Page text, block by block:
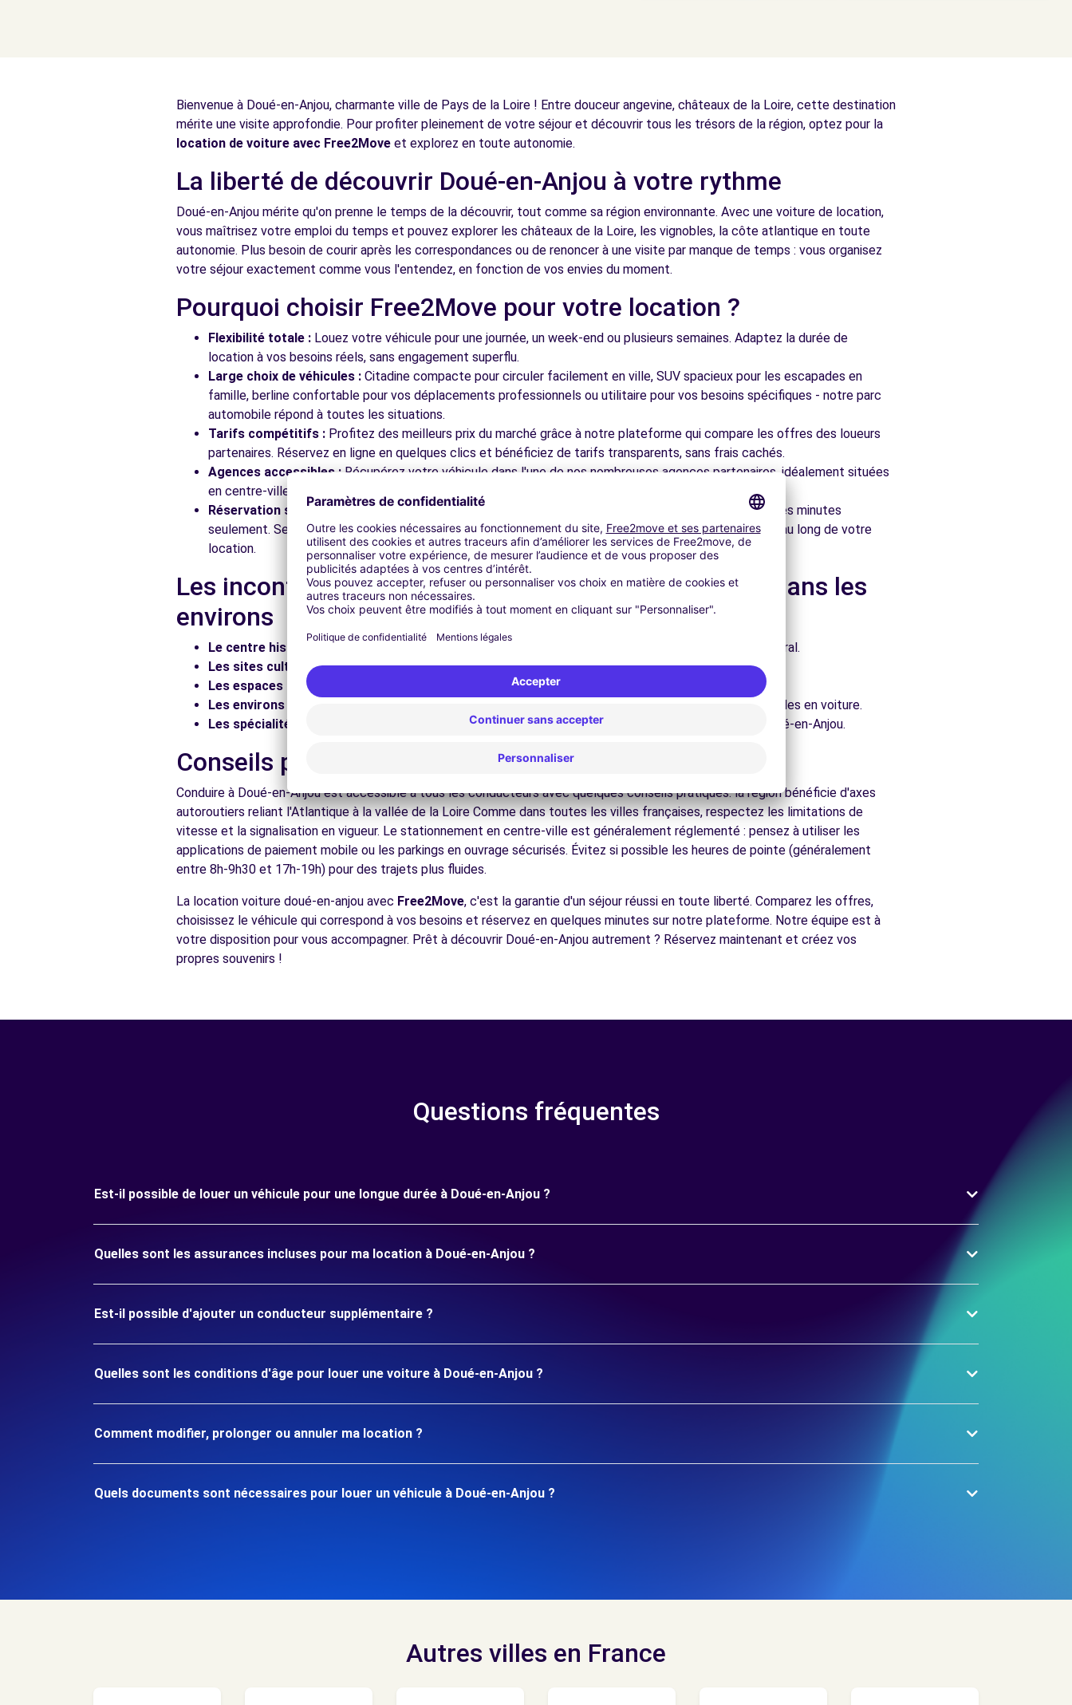
Bienvenue à Doué-en-Anjou, charmante ville de Pays de la Loire ! Entre douceur angevine, châteaux de la Loire, cette destination
mérite une visite approfondie. Pour profiter pleinement de votre séjour et découvrir tous les trésors de la région, optez pour la
location de voiture avec Free2Move et explorez en toute autonomie.
La liberté de découvrir Doué-en-Anjou à votre rythme
Doué-en-Anjou mérite qu'on prenne le temps de la découvrir, tout comme sa région environnante. Avec une voiture de location,
vous maîtrisez votre emploi du temps et pouvez explorer les châteaux de la Loire, les vignobles, la côte atlantique en toute
autonomie. Plus besoin de courir après les correspondances ou de renoncer à une visite par manque de temps : vous organisez
votre séjour exactement comme vous l'entendez, en fonction de vos envies du moment.
Pourquoi choisir Free2Move pour votre location ?
Flexibilité totale : Louez votre véhicule pour une journée, un week-end ou plusieurs semaines. Adaptez la durée de
location à vos besoins réels, sans engagement superflu.
Large choix de véhicules : Citadine compacte pour circuler facilement en ville, SUV spacieux pour les escapades en
famille, berline confortable pour vos déplacements professionnels ou utilitaire pour vos besoins spécifiques - notre parc
automobile répond à toutes les situations.
Tarifs compétitifs : Profitez des meilleurs prix du marché grâce à notre plateforme qui compare les offres des loueurs
partenaires. Réservez en ligne en quelques clics et bénéficiez de tarifs transparents, sans frais cachés.
Agences accessibles : Récupérez votre véhicule dans l'une de nos nombreuses agences partenaires, idéalement situées
en centre-ville, en gare ou près des aéroports pour faciliter le démarrage de votre séjour.
Réservation simplifiée :Notre plateforme intuitive vous permet de réserver votre véhicule en quelques minutes
seulement. Service client disponible pour répondre à toutes vos questions et vous accompagner tout au long de votre
location.
Les incontournables à découvrir à Doué-en-Anjou et dans les
environs
Le centre historique :
Flânez dans les ruelles du cœur de ville et découvrez son patrimoine architectural.
Les sites culturels :Visitez les musées et monuments qui font la richesse de Doué-en-Anjou.
Les espaces naturels :
Profitez des parcs et jardins pour une pause détente en pleine nature.
Les environs :
Explorez les châteaux de la Loire, les vignobles, la côte atlantique, facilement accessibles en voiture.
Les spécialités locales :
Découvrez la gastronomie régionale dans les restaurants et marchés de Doué-en-Anjou.
Conseils pratiques pour conduire à Doué-en-Anjou
Conduire à Doué-en-Anjou est accessible à tous les conducteurs avec quelques conseils pratiques. la région bénéficie d'axes
autoroutiers reliant l'Atlantique à la vallée de la Loire Comme dans toutes les villes françaises, respectez les limitations de
vitesse et la signalisation en vigueur. Le stationnement en centre-ville est généralement réglementé : pensez à utiliser les
applications de paiement mobile ou les parkings en ouvrage sécurisés. Évitez si possible les heures de pointe (généralement
entre 8h-9h30 et 17h-19h) pour des trajets plus fluides.
La location voiture doué-en-anjou avec Free2Move, c'est la garantie d'un séjour réussi en toute liberté. Comparez les offres,
choisissez le véhicule qui correspond à vos besoins et réservez en quelques minutes sur notre plateforme. Notre équipe est à
votre disposition pour vous accompagner. Prêt à découvrir Doué-en-Anjou autrement ? Réservez maintenant et créez vos
propres souvenirs !
Questions fréquentes
Est-il possible de louer un véhicule pour une longue durée à Doué-en-Anjou ?
Quelles sont les assurances incluses pour ma location à Doué-en-Anjou ?
Est-il possible d'ajouter un conducteur supplémentaire ?
Quelles sont les conditions d'âge pour louer une voiture à Doué-en-Anjou ?
Comment modifier, prolonger ou annuler ma location ?
Quels documents sont nécessaires pour louer un véhicule à Doué-en-Anjou ?
Autres villes en France